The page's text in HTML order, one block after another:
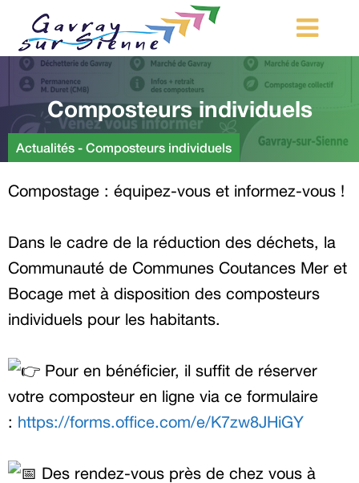
MA COMMUNE
MON QUOTIDIEN
LOISIRS ET TOURISME
Démarches d’urbanisme
Composteurs individuels
Actualités - Composteurs individuels
Compostage : équipez-vous et informez-vous !
Dans le cadre de la réduction des déchets, la
Communauté de Communes Coutances Mer et
Bocage met à disposition des composteurs
individuels pour les habitants.
Pour en bénéficier, il suffit de réserver
votre composteur en ligne via ce formulaire
: https://forms.office.com/e/K7zw8JHiGY
Des rendez-vous près de chez vous à